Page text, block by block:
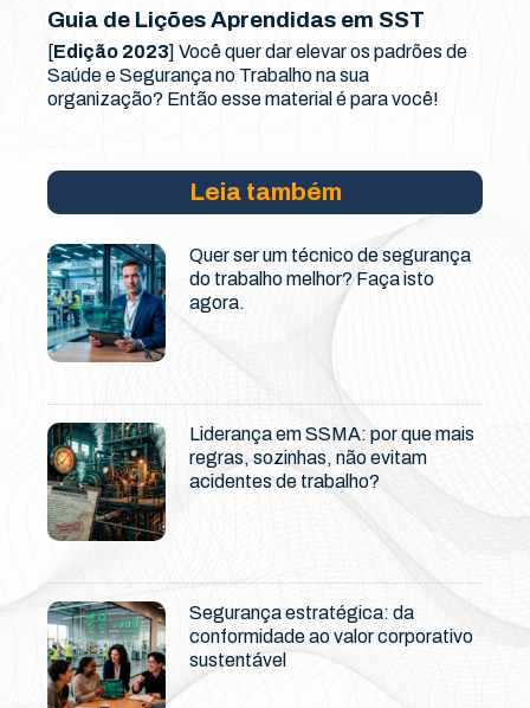
Guia de Lições Aprendidas em SST
[Edição 2023] Você quer dar elevar os padrões de
Saúde e Segurança no Trabalho na sua
organização? Então esse material é para você!
Leia também
Quer ser um técnico de segurança
do trabalho melhor? Faça isto
agora.
Liderança em SSMA: por que mais
regras, sozinhas, não evitam
acidentes de trabalho?
Segurança estratégica: da
conformidade ao valor corporativo
sustentável